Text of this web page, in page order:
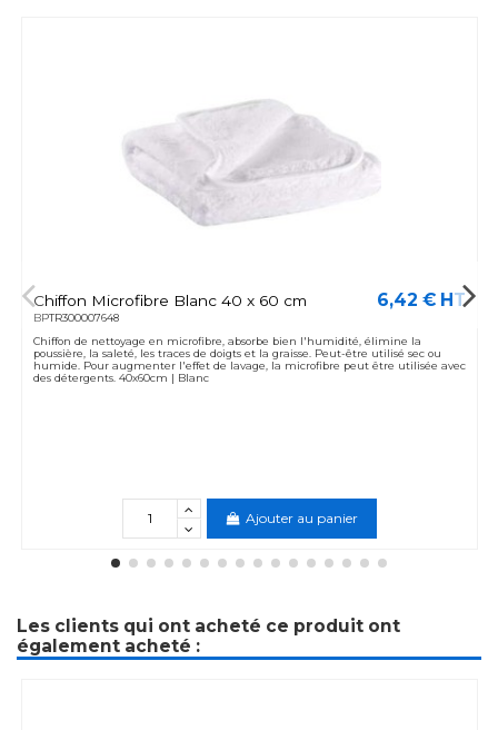
Chiffon Microfibre Blanc 40 x 60 cm
BPTR300007648
6,42 € HT
Chiffon de nettoyage en microfibre, absorbe bien l'humidité, élimine la
poussière, la saleté, les traces de doigts et la graisse. Peut-être utilisé sec ou
humide. Pour augmenter l'effet de lavage, la microfibre peut être utilisée avec
des détergents. 40x60cm | Blanc
Ajouter au panier
Les clients qui ont acheté ce produit ont
également acheté :